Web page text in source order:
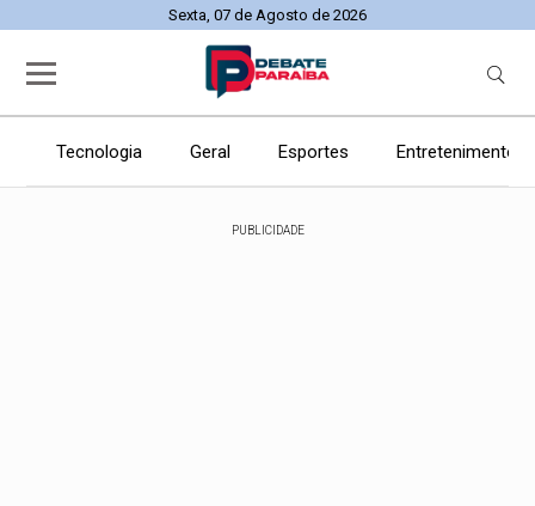
Sexta, 07 de Agosto de 2026
Tecnologia Geral Esportes Entretenimento
PUBLICIDADE